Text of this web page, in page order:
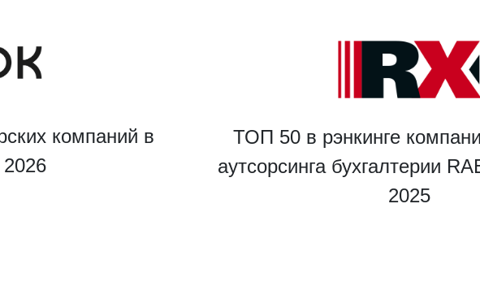
компаний в
ТОП 50 в рэнкинге
аутсорсинга бухгалтерии
2025